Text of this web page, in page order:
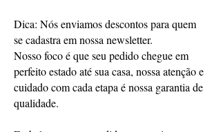
Dica: Nós enviamos descontos para quem
se cadastra em nossa newsletter.
Nosso foco é que seu pedido chegue em
perfeito estado até sua casa, nossa atenção e
cuidado com cada etapa é nossa garantia de
qualidade.